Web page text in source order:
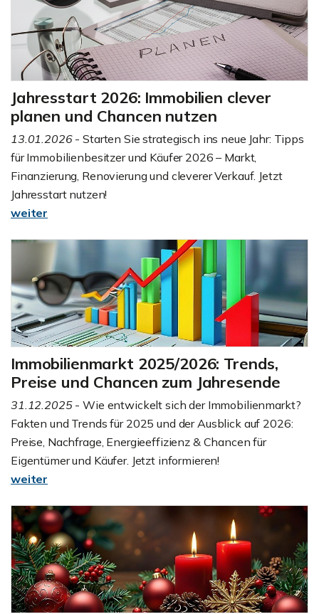
Jahresstart 2026: Immobilien clever
planen und Chancen nutzen
13.01.2026- Starten Sie strategisch ins neue Jahr: Tipps
für Immobilienbesitzer und Käufer 2026 – Markt,
Finanzierung, Renovierung und cleverer Verkauf. Jetzt
Jahresstart nutzen!
weiter
Immobilienmarkt 2025/2026: Trends,
Preise und Chancen zum Jahresende
31.12.2025- Wie entwickelt sich der Immobilienmarkt?
Fakten und Trends für 2025 und der Ausblick auf 2026:
Preise, Nachfrage, Energieeffizienz & Chancen für
Eigentümer und Käufer. Jetzt informieren!
weiter